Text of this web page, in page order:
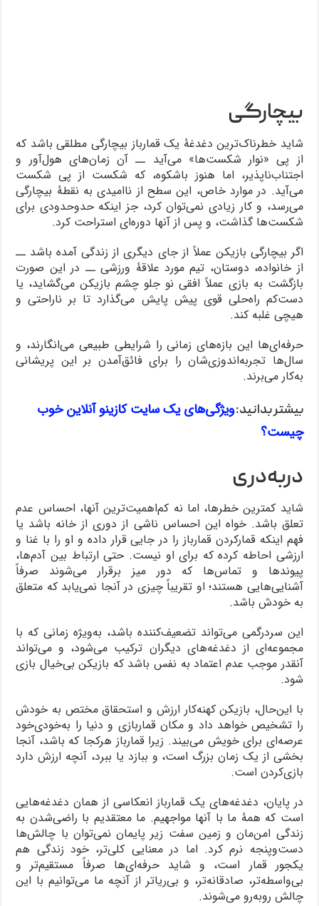
بیچارگی
شاید خطرناک‌ترین دغدغۀ یک قمارباز بیچارگی مطلقی باشد که
از پی «نوار شکست‌ها» می‌آید ــ آن زمان‌های هول‌آور و
اجتناب‎‌ناپذیر، اما هنوز باشکوه، که شکست از پی شکست
می‌آید. در موارد خاص، این سطح از ناامیدی به نقطۀ بیچارگی
می‌رسد، و کار زیادی نمی‌توان کرد، جز اینکه حدوحدودی برای
شکست‌ها گذاشت، و پس از آنها دوره‌ای استراحت کرد.
اگر بیچارگی بازیکن عملاً از جای دیگری از زندگی آمده باشد ــ
از خانواده، دوستان، تیم مورد علاقۀ ورزشی ــ در این صورت
بازگشت به بازی عملاً افقی نو جلو چشم بازیکن می‌گشاید، یا
دست‌کم راه‌حلی قوی پیش پایش می‌گذارد تا بر ناراحتی و
هیچی غلبه کند.
حرفه‌ای‌ها این بازه‌های زمانی را شرایطی طبیعی می‌انگارند، و
سال‌ها تجربه‌اندوزی‌شان را برای فائق‌آمدن بر این پریشانی
به‌کار می‌برند.
بیشتر بدانید:ویژگی‌های یک سایت کازینو آنلاین خوب
چیست؟
دربه‌دری
شاید کمترین خطرها، اما نه کم‌اهمیت‌ترین آنها، احساس عدم
تعلق باشد. خواه این احساس ناشی از دوری از خانه باشد یا
فهم اینکه قمارکردن قمارباز را در جایی قرار داده و او را با غنا و
ارزشی احاطه کرده که برای او نیست. حتی ارتباط بین آدم‌ها،
پیوندها و تماس‌ها که دور میز برقرار می‌شوند صرفاً
آشنایی‌هایی هستند؛ او تقریباً چیزی در آنجا نمی‌یابد که متعلق
به خودش باشد.
این سردرگمی می‌تواند تضعیف‌کننده باشد، به‌ویژه زمانی که با
مجموعه‌ای از دغدغه‌های دیگران ترکیب می‌شود، و می‌تواند
آنقدر موجب عدم اعتماد به نفس باشد که بازیکن بی‌خیال بازی
شود.
با این‌حال، بازیکن کهنه‌کار ارزش و استحقاق مختص به خودش
را تشخیص خواهد داد و مکان قماربازی و دنیا را به‌خودی‌خود
عرصه‌ای برای خویش می‌بیند. زیرا قمارباز هرکجا که باشد، آنجا
بخشی از یک زمان بزرگ است، و ببازد یا ببرد، آنچه ارزش دارد
بازی‌کردن است.
در پایان، دغدغه‌های یک قمارباز انعکاسی از همان دغدغه‌هایی
است که همۀ ما با آنها مواجهیم. ما معتقدیم با راضی‌شدن به
زندگی امن‌مان و زمین سفت زیر پایمان نمی‌توان با چالش‌ها
دست‌وپنجه نرم کرد. اما در معنایی کلی‌تر، خود زندگی هم
یکجور قمار است، و شاید حرفه‌ای‌ها صرفاً مستقیم‌تر و
بی‌واسطه‌تر، صادقانه‌تر، و بی‌ریاتر از آنچه ما می‌توانیم با این
چالش روبه‎‌رو می‌شوند.